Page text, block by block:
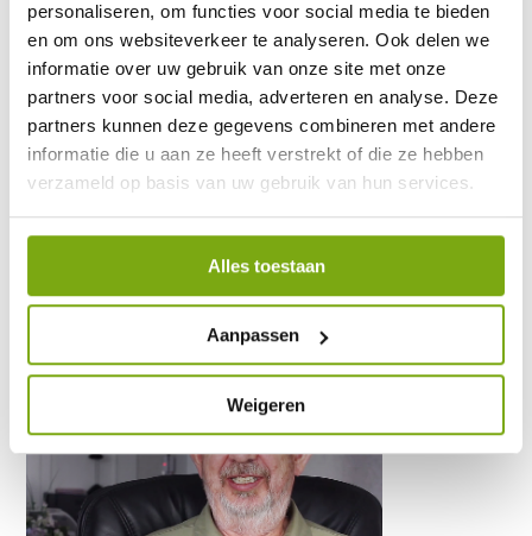
personaliseren, om functies voor social media te bieden
en om ons websiteverkeer te analyseren. Ook delen we
informatie over uw gebruik van onze site met onze
partners voor social media, adverteren en analyse. Deze
partners kunnen deze gegevens combineren met andere
informatie die u aan ze heeft verstrekt of die ze hebben
verzameld op basis van uw gebruik van hun services.
Alles toestaan
Aanpassen
Weigeren
9,1